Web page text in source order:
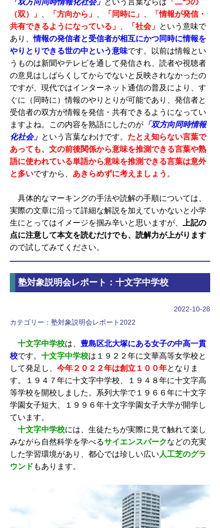
「双方向同時情報化社会」 という言葉ならば 「二つの
（双）」
「方向から」 「同時に」
「情報が発信・
共有できるようになっている」
「社会」 という意味で
あり、情報の発信者と受信者が相互にかつ同時に情報を
やりとりできる世の中という意味です。以前は情報とい
うものは新聞やテレビを通して発信され、読者や視聴者
の意見はしばらくしてからでないと反映されなかったの
ですが、現代ではインターネット通信の普及により、す
ぐに（同時に）情報のやりとりが可能であり、発信者と
受信者の双方が情報を発信・共有できるようになってい
ますよね。この内容を熟語にしたのが 「双方向同時情報
化社会」 という言葉なわけです。 たとえ知らない言葉で
あっても、文の前後関係から意味を推測できる言葉や熟
語に使われている単語から意味を推測できる言葉は意外
と多いですから、 あきらめずに考えましょう 。
具体的なマーキングの手法や読解の手順については、
実際の文章に沿って詳細な解説を加えていかないと小学
生にとってはイメージを掴み辛いと思いますが、
上記の
点に注意して本文を読むだけでも、読解力が上がります
ので試してみてください。
塾対象説明会レポート：十文字中学校
2022-10-28
カテゴリー： 塾対象説明会レポート2022
十文字中学校は、 豊島区北大塚にある女子の中高一貫
校です。 十文字中学校は１９２２年に文華高等女学校と
して発足し、 今年２０２２年は創立１００年となりま
す。１９４７年に十文字中学校、１９４８年に十文字高
等学校を開校しました。系列大学で１９６６年に十文字
学園女子短大、１９９６年十文字学園女子大学が開学し
ています。
十文字中学校には、生徒たちが実際に見て触れて楽し
みながら自然科学を学べるサイエンスパークなどの充実
した学習環境があり、都心では珍しい広い 人工芝のグラ
ウンド もあります。